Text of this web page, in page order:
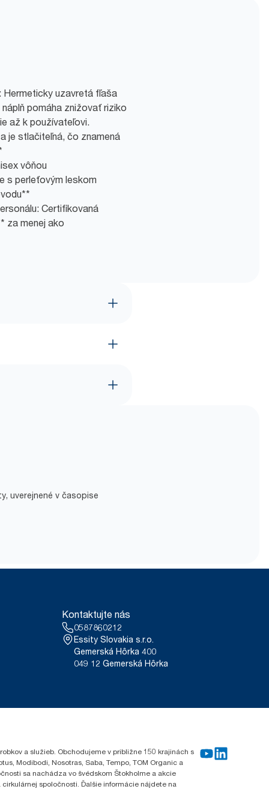
Hermeticky uzavretá fľaša
pomáha znižovať riziko
až k používateľovi.
je stlačiteľná, čo znamená
vôňou
s perleťovým leskom
Certifikovaná
za menej ako
uverejnené v časopise
Kontaktujte nás
0587860212
Essity Slovakia s.r.o.
Gemerská Hôrka 400
049 12 Gemerská Hôrka
a služieb. Obchodujeme v približne 150 krajinách s
Modibodi, Nosotras, Saba, Tempo, TOM Organic a
sa nachádza vo švédskom Štokholme a akcie
spoločnosti. Ďalšie informácie nájdete na